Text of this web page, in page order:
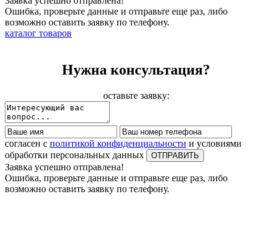
Ошибка, проверьте данные и отправьте еще раз, либо
возможно оставить заявку по телефону.
каталог товаров
Нужна консультация?
оставьте заявку:
согласен с политикой конфиденциальности и условиями
обработки персональных данных
Заявка успешно отправлена!
Ошибка, проверьте данные и отправьте еще раз, либо
возможно оставить заявку по телефону.